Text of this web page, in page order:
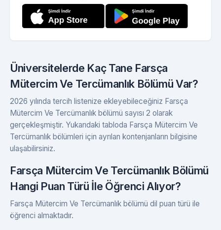
Üniversitelerde Kaç Tane Farsça
Mütercim Ve Tercümanlık Bölümü Var?
2026 yılında tercih listenize ekleyebileceğiniz Farsça
Mütercim Ve Tercümanlık bölümü sayısı 2 olarak
gerçekleşmiştir. Yukarıdaki tabloda Farsça Mütercim Ve
Tercümanlık bölümleri için ayrılan kontenjanların bilgisine
ulaşabilirsiniz.
Farsça Mütercim Ve Tercümanlık Bölümü
Hangi Puan Türü İle Öğrenci Alıyor?
Farsça Mütercim Ve Tercümanlık bölümü dil puan türü ile
öğrenci almaktadır.